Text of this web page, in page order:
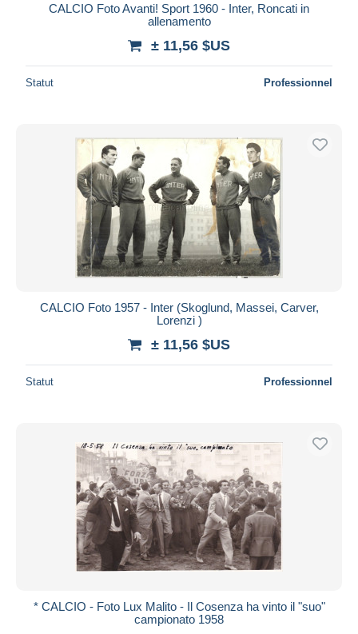
CALCIO Foto Avanti! Sport 1960 - Inter, Roncati in
allenamento
± 11,56 $US
Statut Professionnel
CALCIO Foto 1957 - Inter (Skoglund, Massei, Carver,
Lorenzi )
± 11,56 $US
Statut Professionnel
* CALCIO - Foto Lux Malito - Il Cosenza ha vinto il "suo"
campionato 1958